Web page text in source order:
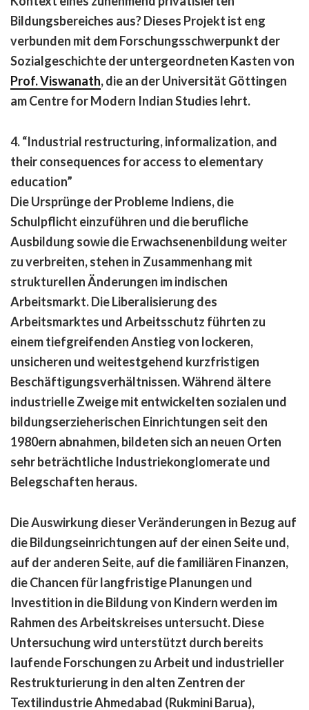
Bildungsbereiches aus? Dieses Projekt ist eng
verbunden mit dem Forschungsschwerpunkt der
Sozialgeschichte der untergeordneten Kasten von
Prof. Viswanath, die an der Universität Göttingen
am Centre for Modern Indian Studies lehrt.
4. “Industrial restructuring, informalization, and
their consequences for access to elementary
education”
Die Ursprünge der Probleme Indiens, die
Schulpflicht einzuführen und die berufliche
Ausbildung sowie die Erwachsenenbildung weiter
zu verbreiten, stehen in Zusammenhang mit
strukturellen Änderungen im indischen
Arbeitsmarkt. Die Liberalisierung des
Arbeitsmarktes und Arbeitsschutz führten zu
einem tiefgreifenden Anstieg von lockeren,
unsicheren und weitestgehend kurzfristigen
Beschäftigungsverhältnissen. Während ältere
industrielle Zweige mit entwickelten sozialen und
bildungserzieherischen Einrichtungen seit den
1980ern abnahmen, bildeten sich an neuen Orten
sehr beträchtliche Industriekonglomerate und
Belegschaften heraus.
Die Auswirkung dieser Veränderungen in Bezug auf
die Bildungseinrichtungen auf der einen Seite und,
auf der anderen Seite, auf die familiären Finanzen,
die Chancen für langfristige Planungen und
Investition in die Bildung von Kindern werden im
Rahmen des Arbeitskreises untersucht. Diese
Untersuchung wird unterstützt durch bereits
laufende Forschungen zu Arbeit und industrieller
Restrukturierung in den alten Zentren der
Textilindustrie Ahmedabad (Rukmini Barua),